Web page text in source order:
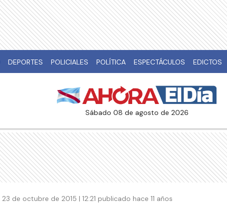
DEPORTES POLICIALES POLÍTICA ESPECTÁCULOS EDICTOS
sábado 08 de agosto de 2026
23 de octubre de 2015 | 12:21 publicado hace 11 años